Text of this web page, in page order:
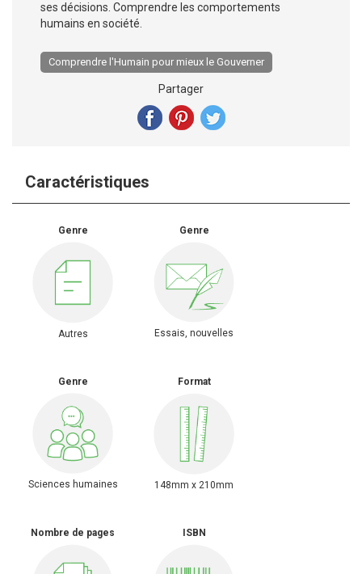
ses décisions. Comprendre les comportements
humains en société.
Comprendre l'Humain pour mieux le Gouverner
Partager
Caractéristiques
Genre
Autres
Genre
Essais, nouvelles
Genre
Sciences humaines
Format
148mm x 210mm
Nombre de pages ISBN